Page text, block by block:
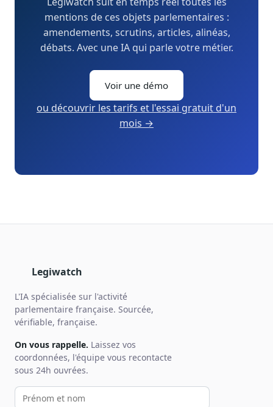
mentions de ces objets parlementaires :
amendements, scrutins, articles, alinéas,
débats. Avec une IA qui parle votre métier.
Voir une démo
ou découvrir les tarifs et l'essai gratuit d'un
mois →
Legiwatch
L'IA spécialisée sur l'activité
parlementaire française. Sourcée,
vérifiable, française.
On vous rappelle. Laissez vos
coordonnées, l'équipe vous recontacte
sous 24h ouvrées.
Votre prénom et nom
Votre email
Votre téléphone